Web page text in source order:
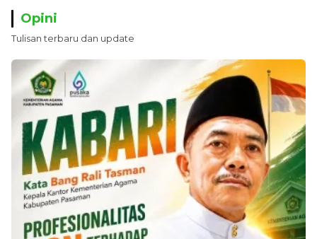
Opini
Tulisan terbaru dan update